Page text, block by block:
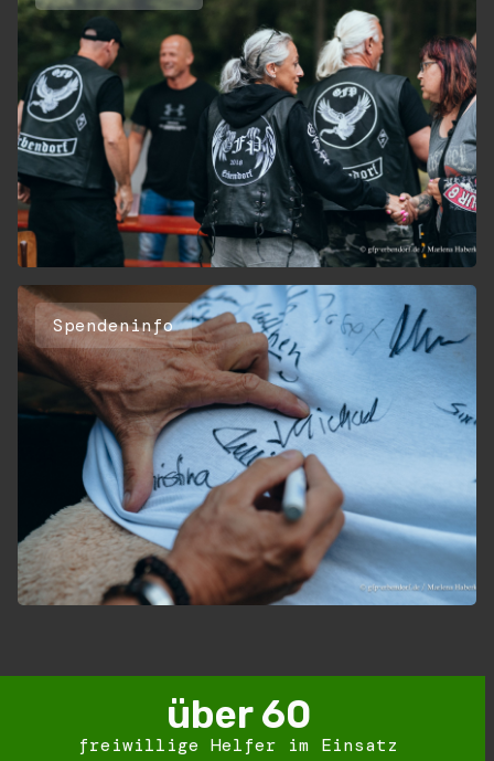
Spendeninfo
freiwillige Helfer im Einsatz
über 60